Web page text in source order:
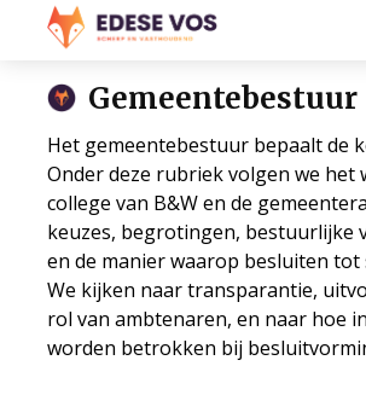
Gemeentebestuur
Het gemeentebestuur bepaalt de
Onder deze rubriek volgen we het
college van B&W en de
keuzes, begrotingen, bestuurlijke
en de manier waarop besluiten tot
We kijken naar transparantie,
rol van ambtenaren, en naar hoe
worden betrokken bij